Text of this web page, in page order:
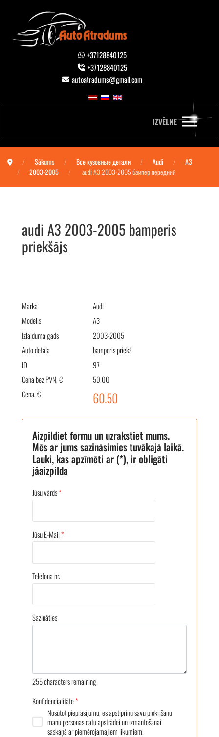
+37128840125
+37128840125
autoatradums@gmail.com
IZVĒLNE
Sākums Все кузовные детали Audi
A3
2003-2005
audi A3 2003-2005 бампер передний
audi A3 2003-2005 bamperis
priekšājs
Marka
Audi
Modelis
A3
Izlaiduma gads
2003-2005
Auto detaļa
bamperis priekš
ID
97
Cena bez PVN, €
50.00
Cena, €
60.50
Aizpildiet formu un uzrakstiet mums.
Mēs ar jums sazināsimies tuvākajā laikā.
Lauki, kas apzīmēti ar (*), ir obligāti
jāaizpilda
Jūsu vārds*
Jūsu E-Mail*
Telefona nr.
Sazināties
255characters remaining.
Konfidencialitāte*
Nosūtot pieprasījumu, es apstiprinu savu piekrišanu
manu personas datu apstrādei un izmantošanai
saskaņā ar piemērojamajiem likumiem.